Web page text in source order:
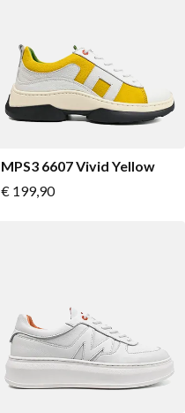
MPS3 6607 Vivid Yellow
Vanaf
€ 199,90